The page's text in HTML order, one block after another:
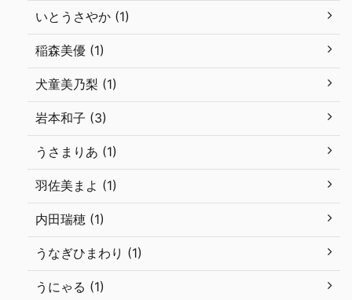
いとうさやか (1)
稲森美優 (1)
犬童美乃梨 (1)
岩本和子 (3)
うさまりあ (1)
羽佐美まよ (1)
内田瑞穂 (1)
うなぎひまわり (1)
うにゃる (1)